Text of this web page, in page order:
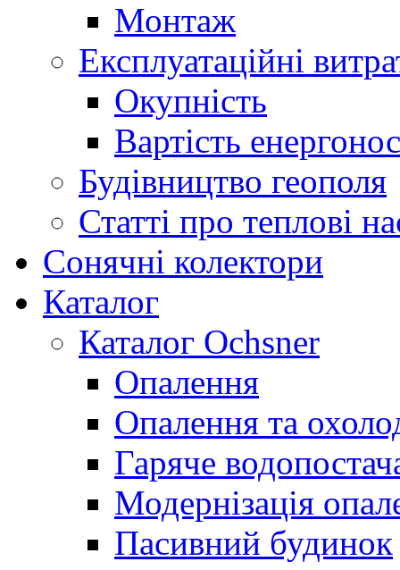
Монтаж
Експлуатаційні
Окупність
Вартість
Будівництво геополя
Статті про теплові
Сонячні колектори
Каталог
Каталог Ochsner
Опалення
Опалення та
Гаряче
Модернізація
Пасивний будинок